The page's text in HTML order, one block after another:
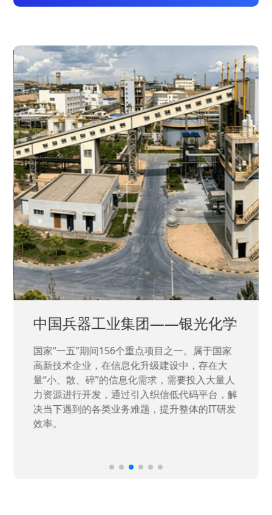
中国兵器工业集团——银光化学
国家“一五”期间156个重点项目之一。属于国家
高新技术企业，在信息化升级建设中，存在大
量“小、散、碎”的信息化需求，需要投入大量人
力资源进行开发，通过引入织信低代码平台，解
决当下遇到的各类业务难题，提升整体的IT研发
效率。